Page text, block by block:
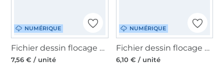
NUMÉRIQUE
Fichier dessin flocage Happy Halloween Beemybear
7,56 € / unité
NUMÉRIQUE
Fichier dessin flocage Tête de mort Daddy2Design
6,10 € / unité